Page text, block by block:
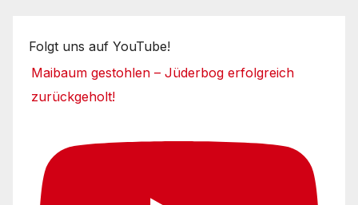
Folgt uns auf YouTube!
Maibaum gestohlen – Jüderbog erfolgreich
zurückgeholt!